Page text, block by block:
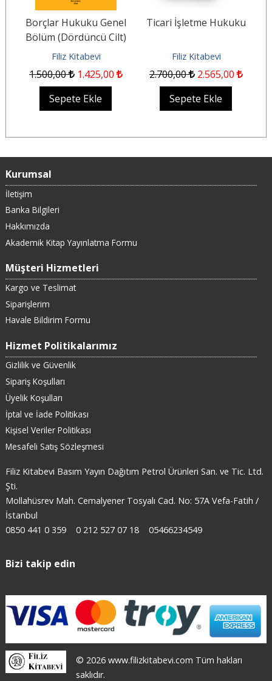
Borçlar Hukuku Genel
Bölüm (Dördüncü Cilt)
Filiz Kitabevi
1.500,00 1.425,00
Sepete Ekle
Ticari İşletme Hukuku
Filiz Kitabevi
2.700,00 2.565,00
Sepete Ekle
Kurumsal
İletişim
Banka Bilgileri
Hakkımızda
Akademik Kitap Yayınlatma Formu
Müşteri Hizmetleri
Kargo ve Teslimat
Siparişlerim
Havale Bildirim Formu
Hizmet Politikalarımız
Gizlilik ve Güvenlik
Sipariş Koşulları
Üyelik Koşulları
İptal ve İade Politikası
Kişisel Veriler Politikası
Mesafeli Satış Sözleşmesi
Filiz Kitabevi Basım Yayın Dağıtım Petrol Ürünleri San. ve Tic. Ltd.
Şti.
Mollahüsrev Mah. Cemalyener Tosyalı Cad. No: 57A Vefa-Fatih /
İstanbul
0850 441 0 359
0 212 527 07 18 05466234549
Bizi takip edin
© 2026 www.filizkitabevi.com Tüm hakları
saklıdır.